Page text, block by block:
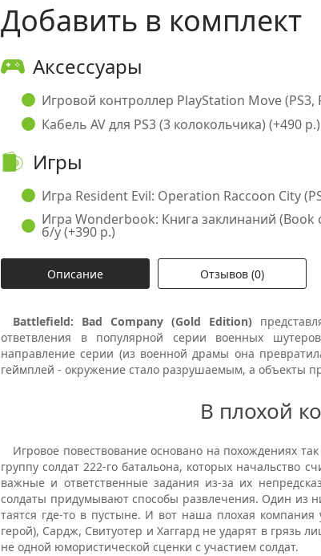
Добавить в комплект
Аксессуары
Игровой контроллер PlayStation Move (PS3,
Кабель AV для PS3 (3 колокольчика) (+490 р.)
Игры
Игра Resident Evil: Operation Raccoon City
Игра Wonderbook: Книга заклинаний (Book
б/у (+390 р.)
Описание Отзывов (0)
Battlefield: Bad Company (Gold Edition)
ответвления в популярной серии военных
направление серии (из военной драмы она
геймплей - окружение стало разрушаемым, а объекты
В плохой
Игровое повествование основано на похождениях
группу солдат 222-го батальона, которых начальство
важные и ответственные задания из-за их
солдаты придумывают способы развлечения. Один из
таятся где-то в пустыне. И вот наша плохая
герой), Сардж, Свитуотер и Хаггард не ударят в грязь
не одной юмористической сценки с участием солдат.